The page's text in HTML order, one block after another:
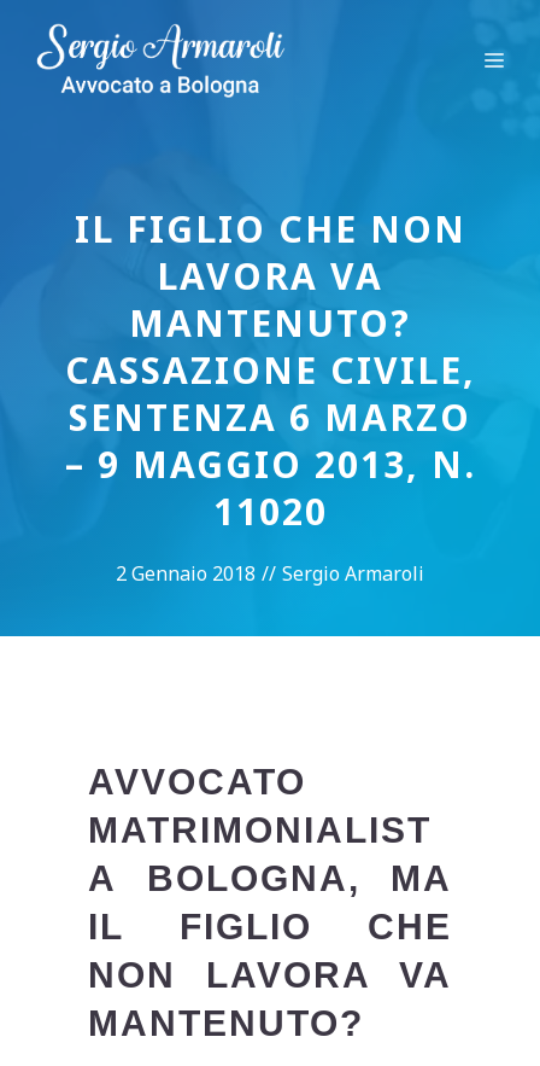
contenuto
IL FIGLIO CHE NON
LAVORA VA
MANTENUTO?
CASSAZIONE CIVILE,
SENTENZA 6 MARZO
– 9 MAGGIO 2013, N.
11020
2 Gennaio 2018 // Sergio Armaroli
AVVOCATO
MATRIMONIALIST
A BOLOGNA, MA
IL FIGLIO CHE
NON LAVORA VA
MANTENUTO?